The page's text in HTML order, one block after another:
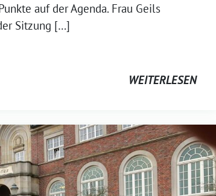
auf der Agenda. Frau Geils
Sitzung […]
WEITERLESEN